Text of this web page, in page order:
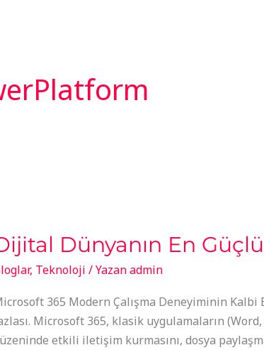
Dünyanın En Güçlü
, Teknoloji / Yazanadmin
365 Modern Çalışma Deneyiminin
Microsoft 365, klasik uygulamaların
etkili iletişim kurmasını, dosya